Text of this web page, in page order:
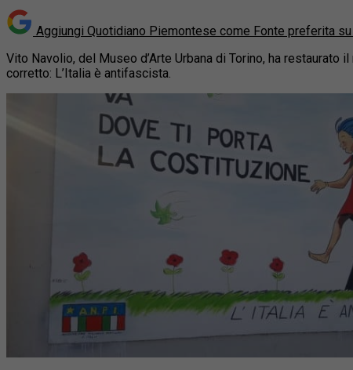
Aggiungi Quotidiano Piemontese come Fonte preferita
Vito Navolio, del Museo d’Arte Urbana di Torino, ha restaurato
corretto: L’Italia è antifascista.